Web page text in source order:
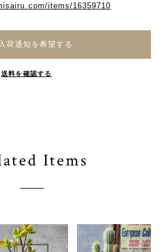
items/16359710
荷通知を希望する
送料を確認する
Items